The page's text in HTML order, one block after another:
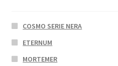
COSMO SERIE NERA
ETERNUM
MORTEMER